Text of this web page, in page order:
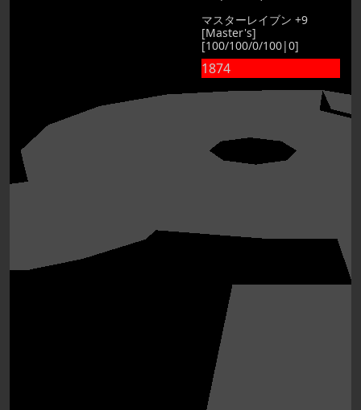
マスターレイブン +9
[Master's]
[100/100/0/100|0]
1874